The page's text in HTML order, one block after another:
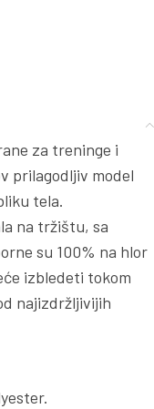
za treninge i
prilagodljiv model
tela.
na tržištu, sa
su 100% na hlor
izbledeti tokom
najizdržljivijih